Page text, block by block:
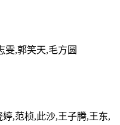
雯,郭笑天,毛方圆
,范桢,此沙,王子腾,王东,